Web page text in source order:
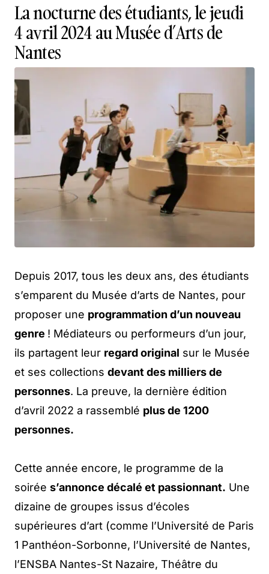
La nocturne des étudiants, le jeudi
4 avril 2024 au Musée d’Arts de
Nantes
Depuis 2017, tous les deux ans, des étudiants
s’emparent du Musée d’arts de Nantes, pour
proposer une programmation d’un nouveau
genre ! Médiateurs ou performeurs d’un jour,
ils partagent leur regard original sur le Musée
et ses collections devant des milliers de
personnes. La preuve, la dernière édition
d’avril 2022 a rassemblé plus de 1200
personnes.
Cette année encore, le programme de la
soirée s’annonce décalé et passionnant. Une
dizaine de groupes issus d’écoles
supérieures d’art (comme l’Université de Paris
1 Panthéon-Sorbonne, l’Université de Nantes,
l’ENSBA Nantes-St Nazaire, Théâtre du